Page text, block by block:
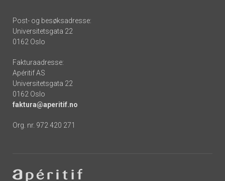
Post- og besøksadresse:
Universitetsgata 22
0162 Oslo
Fakturaadresse:
Apéritif AS
Universitetsgata 22
0162 Oslo
faktura@aperitif.no
Org. nr. 972 420 271